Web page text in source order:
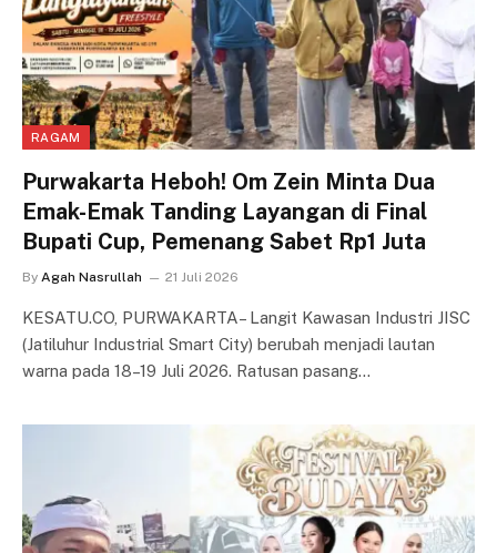
RAGAM
Purwakarta Heboh! Om Zein Minta Dua
Emak-Emak Tanding Layangan di Final
Bupati Cup, Pemenang Sabet Rp1 Juta
By Agah Nasrullah 21 Juli 2026
KESATU.CO, PURWAKARTA– Langit Kawasan Industri JISC
(Jatiluhur Industrial Smart City) berubah menjadi lautan
warna pada 18–19 Juli 2026. Ratusan pasang…